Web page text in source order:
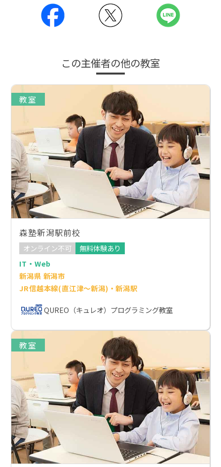
この主催者の他の教室
教室
森塾新潟駅前校
オンライン不可
無料体験あり
IT・Web
新潟県 新潟市
JR信越本線(直江津～新潟)・新潟駅
QUREO（キュレオ）プログラミング教室
教室